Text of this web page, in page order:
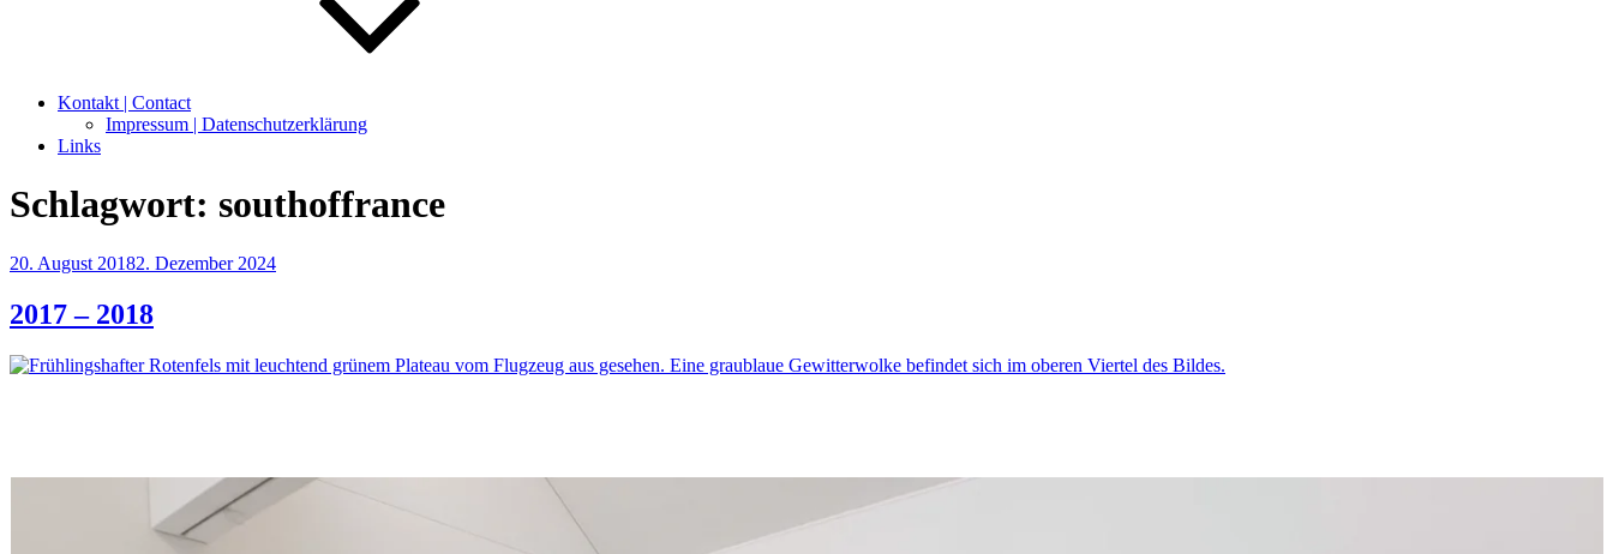
Kontakt | Contact
Impressum | Datenschutzerklärung
Links
Schlagwort: southoffrance
Veröffentlicht
20. August 20182. Dezember 2024
2017 – 2018